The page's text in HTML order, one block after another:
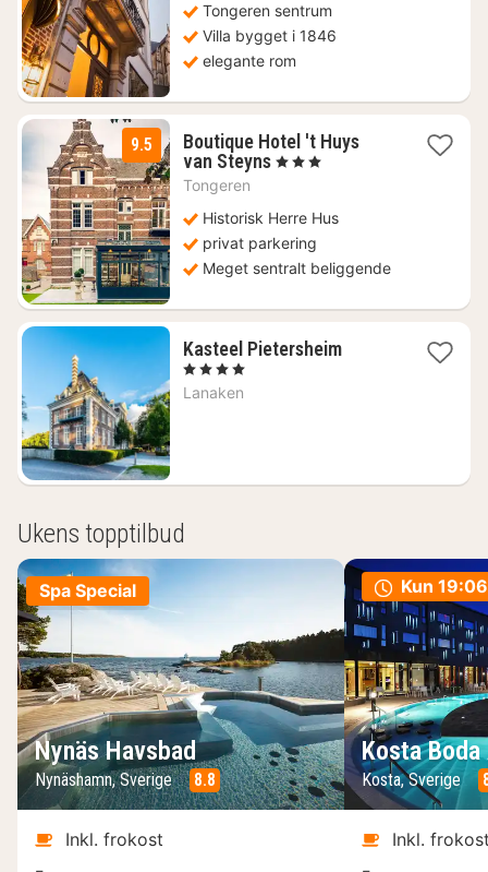
Tongeren sentrum
Villa bygget i 1846
elegante rom
9.5
Boutique Hotel 't Huys
van Steyns1
1452
kr.
, 3 Stjerner
Tongeren
Historisk Herre Hus
privat parkering
Meget sentralt beliggende
Kasteel Pietersheim1
, 4 Stjerner
Lanaken
Ukens topptilbud
Spa Special
Nynäs Havsbad
Nynäshamn, Sverige 8.8
Inkl. frokost
Kun
Kosta
Kosta, Sverige
Inkl.